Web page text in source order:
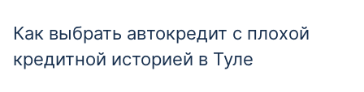
Как выбрать автокредит с плохой
кредитной историей в Туле